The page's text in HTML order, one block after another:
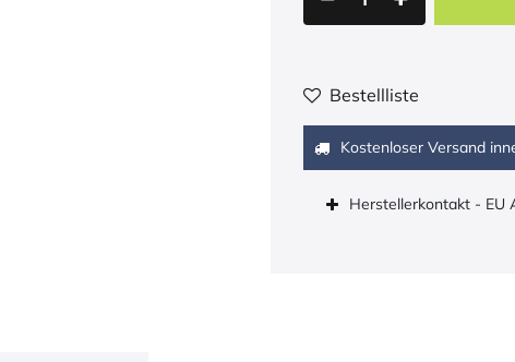
Bestellliste
Kostenloser Versand
Herstellerkontakt - EU